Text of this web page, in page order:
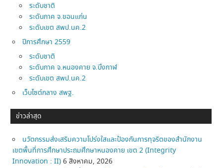
ระดับชาติ
ระดับภาค จ.ขอนแก่น
ระดับเขต สพป.นค.2
ปีการศึกษา 2559
ระดับชาติ
ระดับภาค จ.หนองคาย จ.บึงกาฬ
ระดับเขต สพป.นค.2
เว็บไซต์กลาง สพฐ.
ข่าวล่าสุด
นวัตกรรมส่งเสริมความโปร่งใสและป้องกันการทุจริตของสำนักงาน
เขตพื้นที่การศึกษาประถมศึกษาหนองคาย เขต 2 (Integrity
Innovation : II) 6 สิงหาคม, 2026